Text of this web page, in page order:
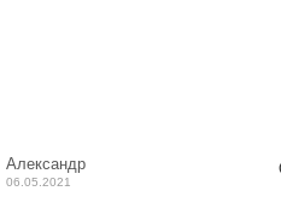
Александр
06.05.2021